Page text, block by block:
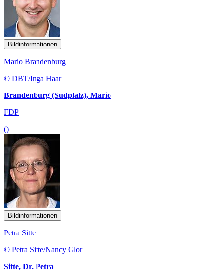
Bildinformationen
Mario Brandenburg
© DBT/Inga Haar
Brandenburg (Südpfalz), Mario
FDP
()
Bildinformationen
Petra Sitte
© Petra Sitte/Nancy Glor
Sitte, Dr. Petra